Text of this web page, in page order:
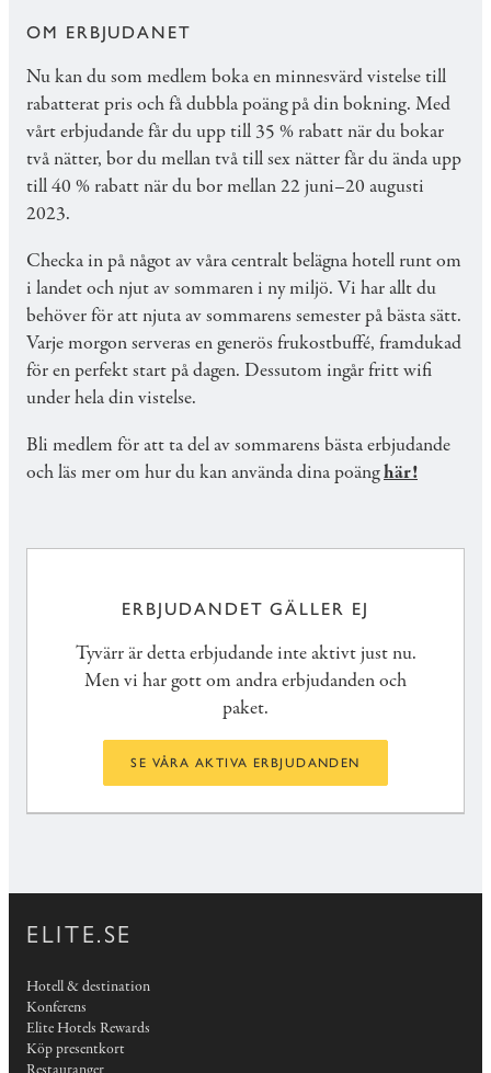
OM ERBJUDANET
Nu kan du som medlem boka en minnesvärd vistelse till
rabatterat pris och få dubbla poäng på din bokning. Med
vårt erbjudande får du upp till 35 % rabatt när du bokar
två nätter, bor du mellan två till sex nätter får du ända upp
till 40 % rabatt när du bor mellan 22 juni–20 augusti
2023.
Checka in på något av våra centralt belägna hotell runt om
i landet och njut av sommaren i ny miljö. Vi har allt du
behöver för att njuta av sommarens semester på bästa sätt.
Varje morgon serveras en generös frukostbuffé, framdukad
för en perfekt start på dagen. Dessutom ingår fritt wifi
under hela din vistelse.
Bli medlem för att ta del av sommarens bästa erbjudande
och läs mer om hur du kan använda dina poänghär!
ERBJUDANDET GÄLLER EJ
Tyvärr är detta erbjudande inte aktivt just nu.
Men vi har gott om andra erbjudanden och
paket.
SE VÅRA AKTIVA ERBJUDANDEN
ELITE.SE
Hotell & destination
Konferens
Elite Hotels Rewards
Köp presentkort